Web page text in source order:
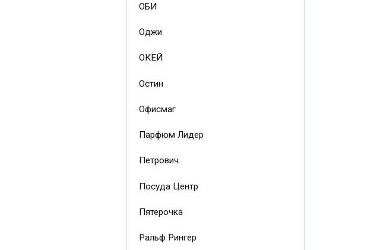
ОБИ
Оджи
ОКЕЙ
Остин
Офисмаг
Парфюм Лидер
Петрович
Посуда Центр
Пятерочка
Ральф Рингер